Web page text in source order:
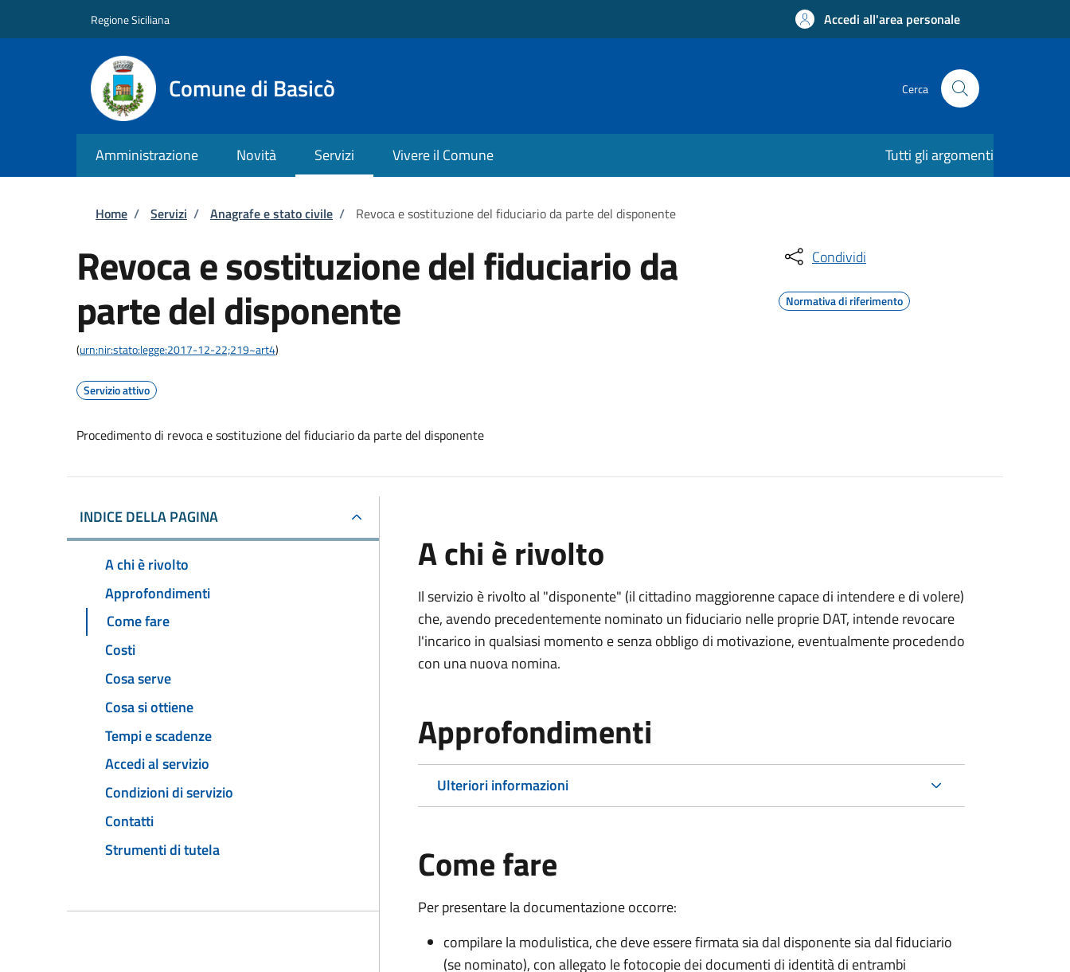
Regione Siciliana Accedi all'area personale
Comune di Basicò Cerca
Amministrazione Novità Servizi Vivere il Comune Tutti gli argomenti
Briciole di pane
Home / Servizi / Anagrafe e stato civile / Revoca e sostituzione del fiduciario da parte del disponente
Revoca e sostituzione del fiduciario da
parte del disponente
(urn:nir:stato:legge:2017-12-22;219~art4)
Servizio attivo
Procedimento di revoca e sostituzione del fiduciario da parte del disponente
Condividi
Normativa di riferimento
INDICE DELLA PAGINA
A chi è rivolto
Approfondimenti
Come fare
Costi
Cosa serve
Cosa si ottiene
Tempi e scadenze
Accedi al servizio
Condizioni di servizio
Contatti
Strumenti di tutela
A chi è rivolto
Il servizio è rivolto al "disponente" (il cittadino maggiorenne capace di intendere e di volere)
che, avendo precedentemente nominato un fiduciario nelle proprie DAT, intende revocare
l'incarico in qualsiasi momento e senza obbligo di motivazione, eventualmente procedendo
con una nuova nomina.
Approfondimenti
Ulteriori informazioni
Come fare
Per presentare la documentazione occorre:
compilare la modulistica, che deve essere firmata sia dal disponente sia dal fiduciario
(se nominato), con allegato le fotocopie dei documenti di identità di entrambi